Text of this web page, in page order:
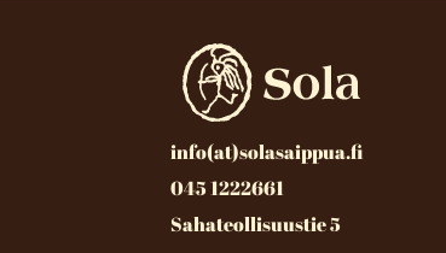
info(at)solasaippua.fi
045 1222661
Sahateollisuustie 5